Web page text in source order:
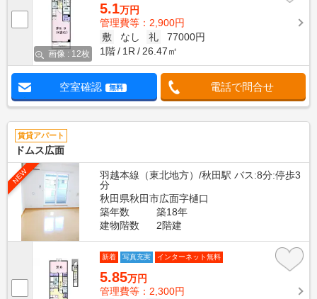
画像 : 12枚
5.1万円
管理費等：2,900円
敷
なし 礼
77000円
1階
1R 26.47㎡
空室確認 無料 電話で問合せ
賃貸アパート
ドムス広面
NEW
羽越本線（東北地方）/秋田駅 バス:8分:停歩3
分
秋田県秋田市広面字樋口
築年数
築18年
建物階数
2階建
新着 写真充実 インターネット無料
5.85万円
管理費等：2,300円